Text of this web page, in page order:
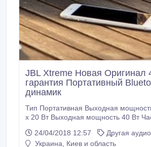
JBL Xtreme Новая Оригинал
гарантия Портативный
динамик
Тип Портативная Выходная
х 20 Вт Выходная мощность 40 Вт
дБ Время работы от аккумулятора До
также доступен цвет Акустика JBL
24/04/2018 12:57
Другая
Украина, Киев и область